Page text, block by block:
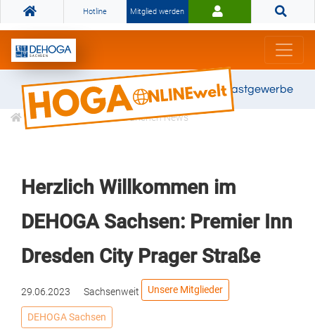
Hotline Mitglied werden
Gemeinsam stark für das Gastgewerbe
Informationen Branchen News
Herzlich Willkommen im
DEHOGA Sachsen: Premier Inn
Dresden City Prager Straße
29.06.2023 Sachsenweit Unsere Mitglieder
DEHOGA Sachsen